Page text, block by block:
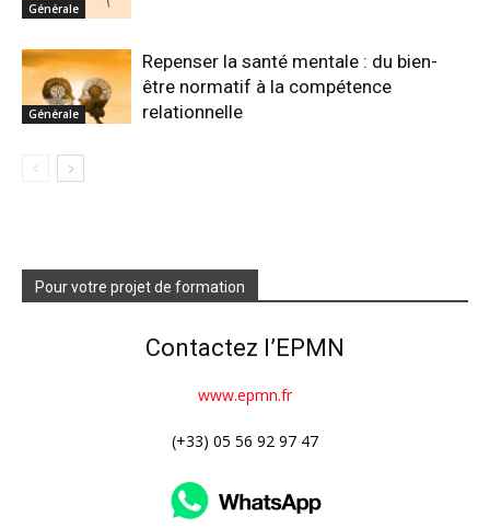
Générale
Générale
Repenser la santé mentale : du bien-
être normatif à la compétence
relationnelle
Pour votre projet de formation
Contactez l’EPMN
www.epmn.fr
(+33) 05 56 92 97 47